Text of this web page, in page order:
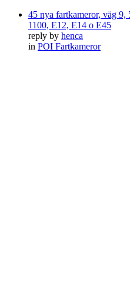
45 nya fartkameror, väg
1100, E12, E14 o E45
reply by henca
in POI Fartkameror